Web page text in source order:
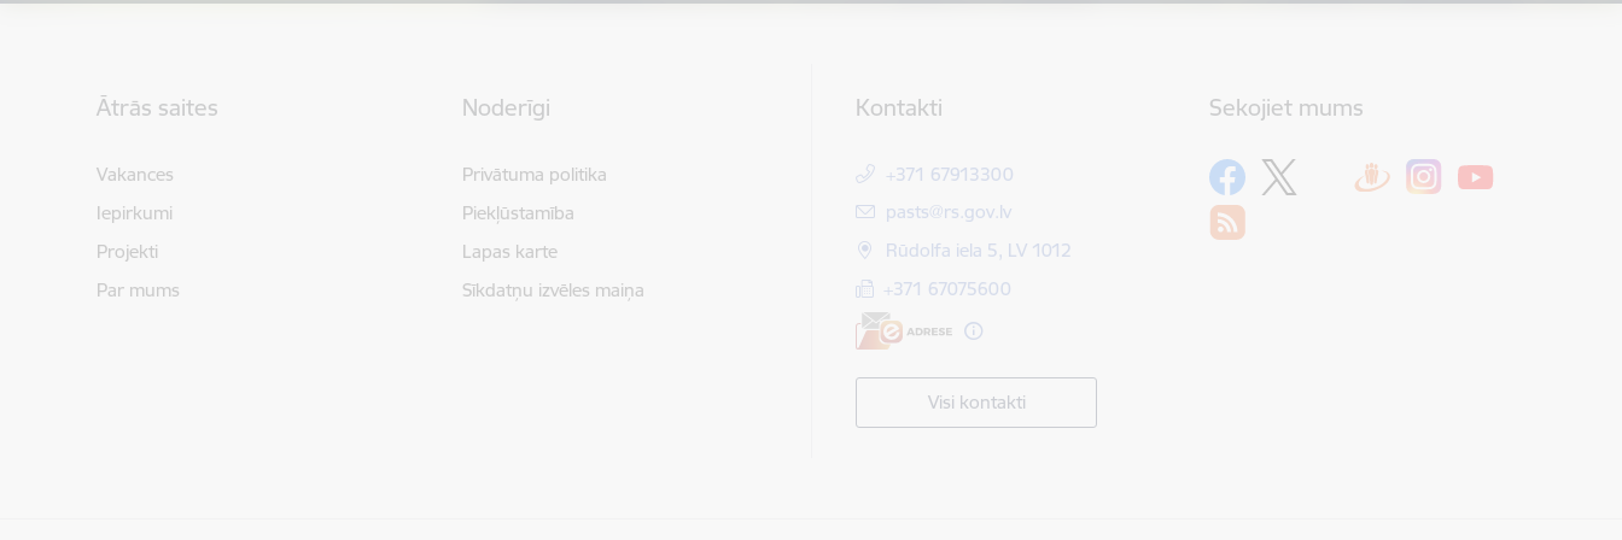
Ātrās saites
Vakances
Iepirkumi
Projekti
Par mums
Noderīgi
Privātuma politika
Piekļūstamība
Lapas karte
Sīkdatņu izvēles maiņa
Kontakti
+371 67913300
E-pasts:
pasts@rs.gov.lv
Rūdolfa iela 5, LV 1012
+371 67075600
Visi kontakti
Sekojiet mums